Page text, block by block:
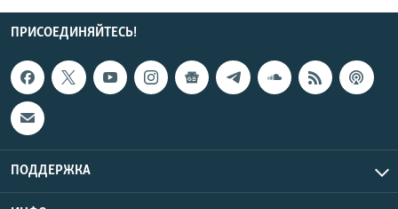
ПРИСОЕДИНЯЙТЕСЬ!
ПОДДЕРЖКА